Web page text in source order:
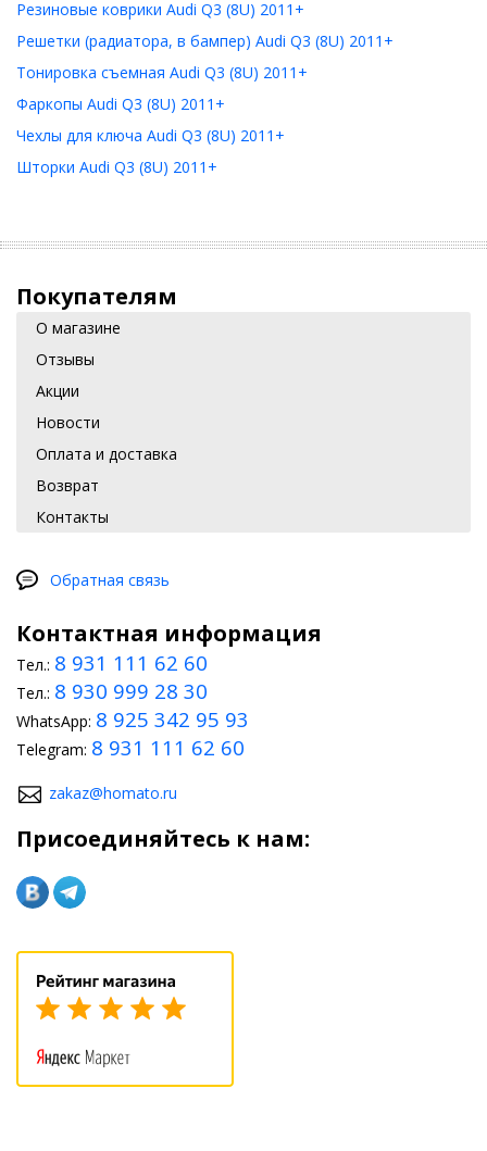
Резиновые коврики Audi Q3 (8U) 2011+
Решетки (радиатора, в бампер) Audi Q3 (8U) 2011+
Тонировка съемная Audi Q3 (8U) 2011+
Фаркопы Audi Q3 (8U) 2011+
Чехлы для ключа Audi Q3 (8U) 2011+
Шторки Audi Q3 (8U) 2011+
Покупателям
О магазине
Отзывы
Акции
Новости
Оплата и доставка
Возврат
Контакты
Обратная связь
Контактная информация
Тел.: 8 931 111 62 60
Тел.: 8 930 999 28 30
WhatsApp: 8 925 342 95 93
Telegram: 8 931 111 62 60
zakaz@homato.ru
Присоединяйтесь к нам: